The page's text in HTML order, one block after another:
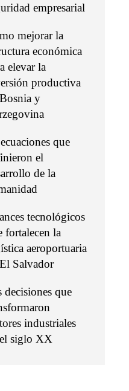
empresarial
mejorar la
económica
elevar la
productiva
y
que
el
de la
tecnológicos
fortalecen la
aeroportuaria
Salvador
decisiones que
industriales
siglo XX